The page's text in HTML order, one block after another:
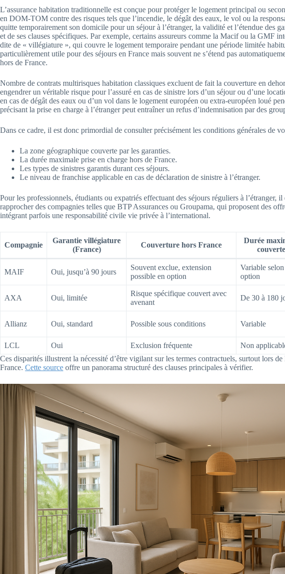
L’assurance habitation traditionnelle est conçue pour protéger le logement principal ou
en DOM-TOM contre des risques tels que l’incendie, le dégât des eaux, le vol ou la
quitte temporairement son domicile pour un séjour à l’étranger, la validité et l’étendue des
et de ses clauses spécifiques. Par exemple, certains assureurs comme la Macif ou la GMF
dite de « villégiature », qui couvre le logement temporaire pendant une période limitée
particulièrement utile pour des séjours en France mais souvent ne s’étend pas
hors de France.
Nombre de contrats multirisques habitation classiques excluent de fait la couverture en
engendrer un véritable risque pour l’assuré en cas de sinistre lors d’un séjour ou d’une
en cas de dégât des eaux ou d’un vol dans le logement européen ou extra-européen loué
précisant la prise en charge à l’étranger peut entraîner un refus d’indemnisation par des
Dans ce cadre, il est donc primordial de consulter précisément les conditions générales de
La zone géographique couverte par les garanties.
La durée maximale prise en charge hors de France.
Les types de sinistres garantis durant ces séjours.
Le niveau de franchise applicable en cas de déclaration de sinistre à l’étranger.
Pour les professionnels, étudiants ou expatriés effectuant des séjours réguliers à l’étranger,
rapprocher des compagnies telles que BTP Assurances ou Groupama, qui proposent des
intégrant parfois une responsabilité civile vie privée à l’international.
Compagnie
Garantie villégiature
(France)
Couverture hors France
Durée
couverte
MAIF Oui, jusqu’à 90 jours
Souvent exclue, extension
possible en option
Variable selon
option
AXA Oui, limitée
Risque spécifique couvert avec
avenant
De 30 à 180
Allianz Oui, standard Possible sous conditions Variable
LCL Oui Exclusion fréquente Non
Ces disparités illustrent la nécessité d’être vigilant sur les termes contractuels, surtout lors
France. Cette source offre un panorama structuré des clauses principales à vérifier.